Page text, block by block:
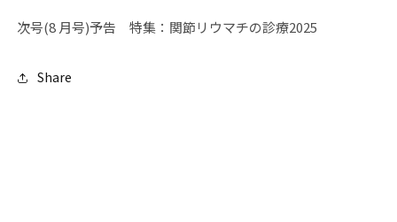
次号(8 月号)予告 特集：関節リウマチの診療2025
Share